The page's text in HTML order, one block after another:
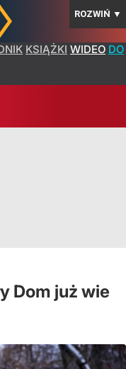
ROZWIŃ ▼
KSIĄŻKI WIDEO DO
Dom już wie